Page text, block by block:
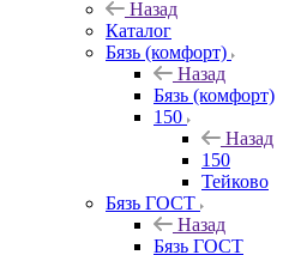
Назад
Каталог
Бязь (комфорт)
Назад
Бязь (комфорт)
150
Назад
150
Тейково
Бязь ГОСТ
Назад
Бязь ГОСТ